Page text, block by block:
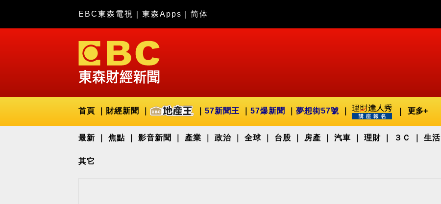
EBC東森電視 東森Apps 简体
首頁 財經新聞 57新聞王 57爆新聞 夢想街57號 更多+
最新 焦點 影音新聞 產業 政治 全球 台股 房產 汽車 理財 ３Ｃ 生活
其它